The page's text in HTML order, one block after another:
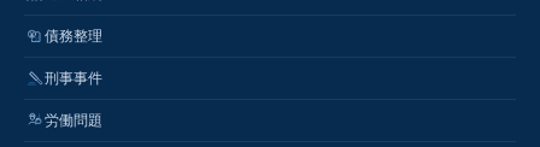
債務整理
刑事事件
労働問題